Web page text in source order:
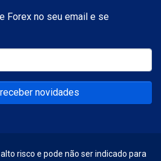
Forex no seu email e se
novidades
risco e pode não ser indicado para